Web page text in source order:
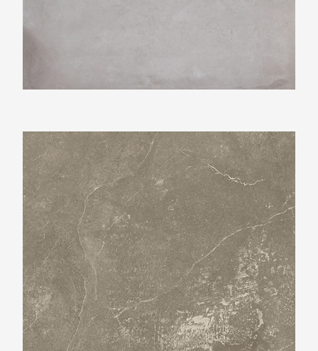
Beste Koop 300X600 Harmony Taupe